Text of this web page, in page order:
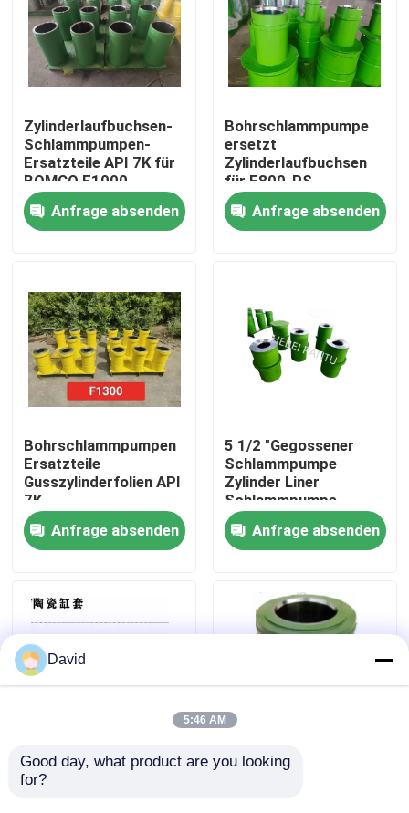
Produkte
Über uns
Fabrik Tour
Qualitätskontrolle
Nachrichten
Alle Fälle
Zylinderlaufbuchsen-
Schlammpumpen-
Ersatzteile API 7K für
BOMCO F1000
Pferdestärken
Anfrage absenden
Bohrschlammpumpe
ersetzt
Zylinderlaufbuchsen
für F800-PS
Anfrage absenden
Bohrschlammpumpen
Ersatzteile
Gusszylinderfolien API
7K
Anfrage absenden
5 1/2 "Gegossener
Schlammpumpe
Zylinder Liner
Schlammpumpe
Ersatzteile API 7K
Anfrage absenden
NOV 5 1/2
"Gegossener
F800 Pkw-
David
5:46 AM
Good day, what product are you looking
for?